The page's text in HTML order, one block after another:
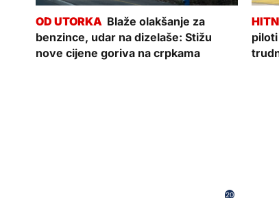
Blaže olakšanje za
benzince, udar na dizelaše: Stižu
nove cijene goriva na crpkama
20